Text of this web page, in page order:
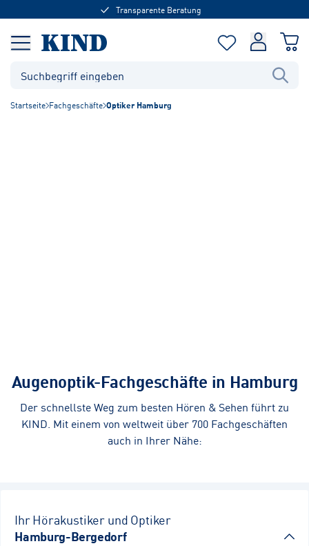
Transparente Beratung
Startseite Fachgeschäfte Optiker Hamburg
Augenoptik-Fachgeschäfte in Hamburg
Der schnellste Weg zum besten Hören & Sehen führt zu
KIND. Mit einem von weltweit über 700 Fachgeschäften
auch in Ihrer Nähe:
Ihr Hörakustiker und Optiker
Hamburg-Bergedorf